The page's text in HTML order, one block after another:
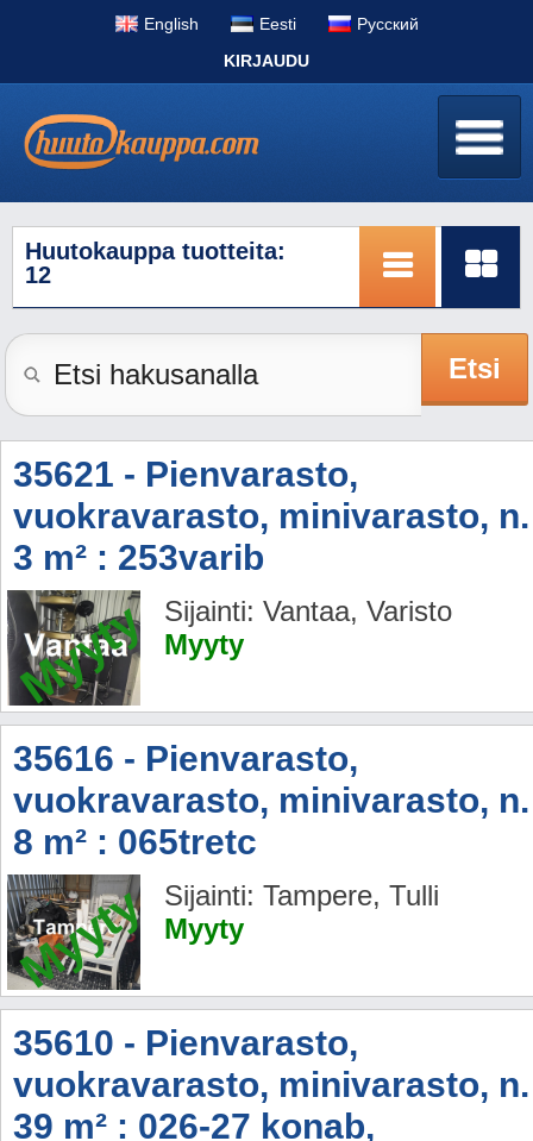
English Eesti
Pусский
Huutokauppa tuotteita:
12
Etsi
35621 - Pienvarasto,
vuokravarasto, minivarasto, n.
3 m² : 253varib
Myyty
Sijainti: Vantaa, Varisto
Myyty
35616 - Pienvarasto,
vuokravarasto, minivarasto, n.
8 m² : 065tretc
Myyty
Sijainti: Tampere, Tulli
Myyty
35610 - Pienvarasto,
vuokravarasto, minivarasto, n.
39 m² : 026-27 konab,